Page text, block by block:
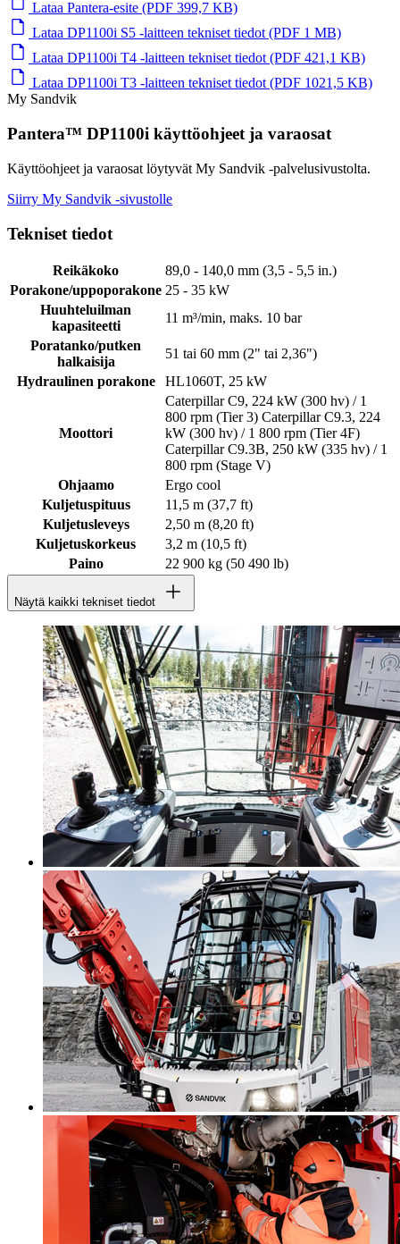
Lataa Pantera-esite (PDF 399,7 KB)
Lataa DP1100i S5 ‑laitteen tekniset tiedot (PDF 1 MB)
Lataa DP1100i T4 ‑laitteen tekniset tiedot (PDF 421,1 KB)
Lataa DP1100i T3 ‑laitteen tekniset tiedot (PDF 1021,5 KB)
My Sandvik
Pantera™ DP1100i käyttöohjeet ja varaosat
Käyttöohjeet ja varaosat löytyvät My Sandvik -palvelusivustolta.
Siirry My Sandvik -sivustolle
Tekniset tiedot
Reikäkoko
89,0 - 140,0 mm (3,5 - 5,5 in.)
Porakone/uppoporakone 25 - 35 kW
Huuhteluilman
kapasiteetti
11 m³/min, maks. 10 bar
Poratanko/putken
halkaisija
51 tai 60 mm (2" tai 2,36")
Hydraulinen porakone
HL1060T, 25 kW
Moottori
Caterpillar C9, 224 kW (300 hv) / 1
800 rpm (Tier 3) Caterpillar C9.3, 224
kW (300 hv) / 1 800 rpm (Tier 4F)
Caterpillar C9.3B, 250 kW (335 hv) / 1
800 rpm (Stage V)
Ohjaamo
Ergo cool
Kuljetuspituus
11,5 m (37,7 ft)
Kuljetusleveys
2,50 m (8,20 ft)
Kuljetuskorkeus
3,2 m (10,5 ft)
Paino
22 900 kg (50 490 lb)
Näytä kaikki tekniset tiedot